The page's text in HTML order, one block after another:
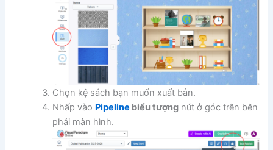
Chọn kệ sách bạn muốn xuất bản.
Nhấp vào Pipeline biểu tượng nút ở góc trên bên
phải màn hình.